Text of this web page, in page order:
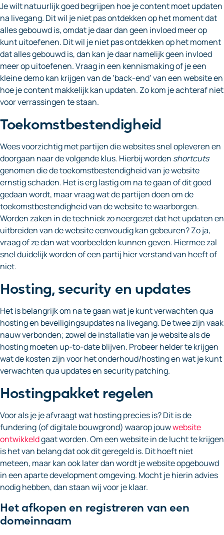
Je wilt natuurlijk goed begrijpen hoe je content moet updaten
na livegang. Dit wil je niet pas ontdekken op het moment dat
alles gebouwd is, omdat je daar dan geen invloed meer op
kunt uitoefenen. Dit wil je niet pas ontdekken op het moment
dat alles gebouwd is, dan kan je daar namelijk geen invloed
meer op uitoefenen. Vraag in een kennismaking of je een
kleine demo kan krijgen van de ‘back-end’ van een website en
hoe je content makkelijk kan updaten. Zo kom je achteraf niet
voor verrassingen te staan.
Toekomstbestendigheid
Wees voorzichtig met partijen die websites snel opleveren en
doorgaan naar de volgende klus. Hierbij worden shortcuts
genomen die de toekomstbestendigheid van je website
ernstig schaden. Het is erg lastig om na te gaan of dit goed
gedaan wordt, maar vraag wat de partijen doen om de
toekomstbestendigheid van de website te waarborgen.
Worden zaken in de techniek zo neergezet dat het updaten en
uitbreiden van de website eenvoudig kan gebeuren? Zo ja,
vraag of ze dan wat voorbeelden kunnen geven. Hiermee zal
snel duidelijk worden of een partij hier verstand van heeft of
niet.
Hosting, security en updates
Het is belangrijk om na te gaan wat je kunt verwachten qua
hosting en beveiligingsupdates na livegang. De twee zijn vaak
nauw verbonden; zowel de installatie van je website als de
hosting moeten up-to-date blijven. Probeer helder te krijgen
wat de kosten zijn voor het onderhoud/hosting en wat je kunt
verwachten qua updates en security patching.
Hostingpakket regelen
Voor als je je afvraagt wat hosting precies is? Dit is de
fundering (of digitale bouwgrond) waarop jouwwebsite
ontwikkeldgaat worden. Om een website in de lucht te krijgen
is het van belang dat ook dit geregeld is. Dit hoeft niet
meteen, maar kan ook later dan wordt je website opgebouwd
in een aparte development omgeving. Mocht je hierin advies
nodig hebben, dan staan wij voor je klaar.
Het afkopen en registreren van een
domeinnaam